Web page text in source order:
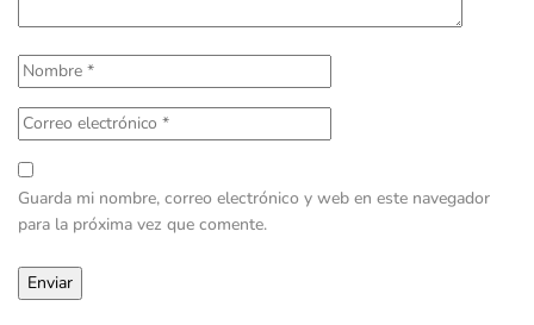
Guarda mi nombre, correo electrónico y web en este navegador
para la próxima vez que comente.